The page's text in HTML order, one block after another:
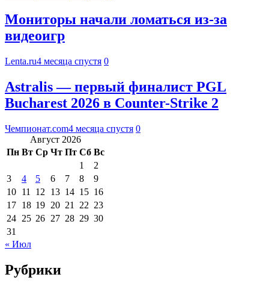
Мониторы начали ломаться из-за
видеоигр
Lenta.ru4 месяца спустя 0
Astralis — первый финалист PGL
Bucharest 2026 в Counter-Strike 2
Чемпионат.com4 месяца спустя 0
Август 2026
Пн Вт Ср Чт Пт Сб Вс
1
2
3
4 5 6 7 8
9
10 11 12 13 14 15 16
17 18 19 20 21 22 23
24 25 26 27 28 29 30
31
« Июл
Рубрики